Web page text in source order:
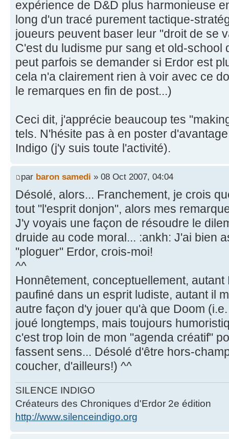
expérience de D&D plus harmonieuse
long d'un tracé purement tactique-
joueurs peuvent baser leur "droit de se
C'est du ludisme pur sang et old-school
peut parfois se demander si Erdor est
cela n'a clairement rien à voir avec ce
le remarques en fin de post...)
Ceci dit, j'apprécie beaucoup tes
tels. N'hésite pas à en poster
Indigo (j'y suis toute l'activité).
par baron samedi » 08 Oct 2007, 04:04
Désolé, alors... Franchement, je crois
tout "l'esprit donjon", alors mes
J'y voyais une façon de résoudre le
druide au code moral... :ankh: J'ai bien
"ploguer" Erdor, crois-moi!
^^
Honnêtement, conceptuellement,
paufiné dans un esprit ludiste, autant il
autre façon d'y jouer qu'à que Doom
joué longtemps, mais toujours
c'est trop loin de mon "agenda créatif"
fassent sens... Désolé d'être hors-
coucher, d'ailleurs!) ^^
SILENCE INDIGO
Créateurs des Chroniques d'Erdor 2e édition
http://www.silenceindigo.org